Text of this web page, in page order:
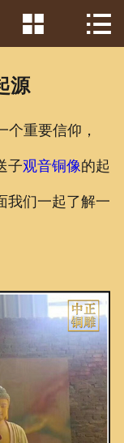
首页
塑鉴赏
系我们
 
源
个重要信仰，
子观音铜像的起
我们一起了解一